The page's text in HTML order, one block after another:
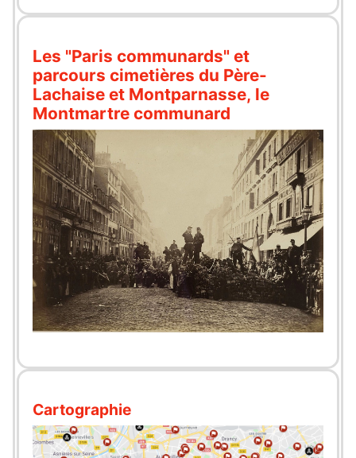
Les "Paris communards" et
parcours cimetières du Père-
Lachaise et Montparnasse, le
Montmartre communard
Cartographie